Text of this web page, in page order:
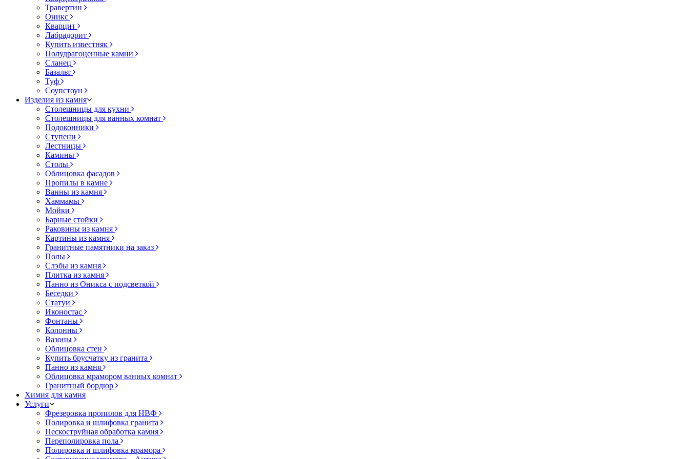
Травертин
Оникс
Кварцит
Лабрадорит
Купить известняк
Полудрагоценные камни
Сланец
Базальт
Туф
Соупстоун
Изделия из камня
Столешницы для кухни
Столешницы для ванных комнат
Подоконники
Ступени
Лестницы
Камины
Столы
Облицовка фасадов
Пропилы в камне
Ванны из камня
Хаммамы
Мойки
Барные стойки
Раковины из камня
Картины из камня
Гранитные памятники на заказ
Полы
Слэбы из камня
Плитка из камня
Панно из Оникса с подсветкой
Беседки
Статуи
Иконостас
Фонтаны
Колонны
Вазоны
Облицовка стен
Купить брусчатку из гранита
Панно из камня
Облицовка мрамором ванных комнат
Гранитный бордюр
Химия для камня
Услуги
Фрезеровка пропилов для НВФ
Полировка и шлифовка гранита
Пескоструйная обработка камня
Переполировка пола
Полировка и шлифовка мрамора